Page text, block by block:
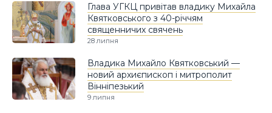
Глава УГКЦ привітав владику Михайла
Квятковського з 40-річчям
священничих свячень
28 липня
Владика Михайло Квятковський —
новий архиєпископ і митрополит
Вінніпезький
9 липня